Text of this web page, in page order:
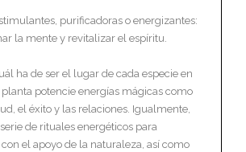
purificadoras o energizantes:
la mente y revitalizar el espíritu.
ha de ser el lugar de cada especie en
potencie energías mágicas como
el éxito y las relaciones. Igualmente,
de rituales energéticos para
el apoyo de la naturaleza, así como